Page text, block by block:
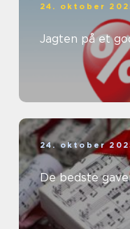
24. oktober
Jagten på et
24. oktober
De bedste